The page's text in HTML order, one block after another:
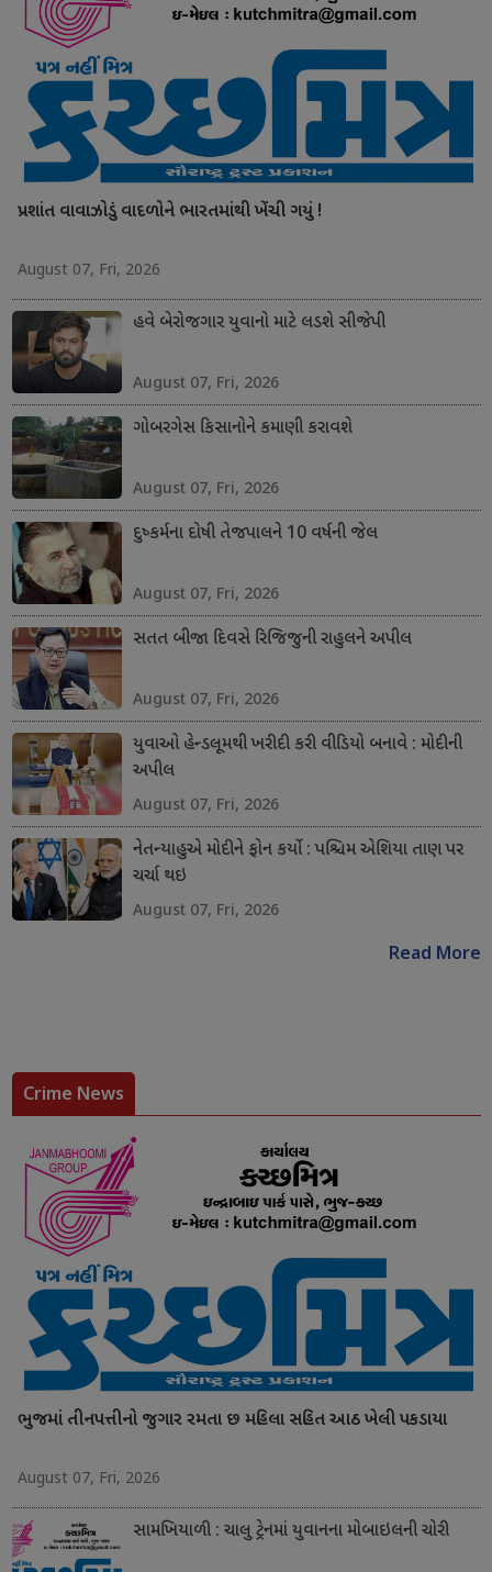
પ્રશાંત વાવાઝોડું વાદળોને ભારતમાંથી ખેંચી ગયું !
August 07, Fri, 2026
હવે બેરોજગાર યુવાનો માટે લડશે સીજેપી
August 07, Fri, 2026
ગોબરગેસ કિસાનોને કમાણી કરાવશે
August 07, Fri, 2026
દુષ્કર્મના દોષી તેજપાલને 10 વર્ષની જેલ
August 07, Fri, 2026
સતત બીજા દિવસે રિજિજુની રાહુલને અપીલ
August 07, Fri, 2026
યુવાઓ હેન્ડલૂમથી ખરીદી કરી વીડિયો બનાવે : મોદીની
અપીલ
August 07, Fri, 2026
નેતન્યાહુએ મોદીને ફોન કર્યો : પશ્ચિમ એશિયા તાણ પર
ચર્ચા થઇ
August 07, Fri, 2026
Read More
Crime News
ભુજમાં તીનપત્તીનો જુગાર રમતા છ મહિલા સહિત આઠ ખેલી પકડાયા
August 07, Fri, 2026
સામખિયાળી : ચાલુ ટ્રેનમાં યુવાનના મોબાઇલની ચોરી